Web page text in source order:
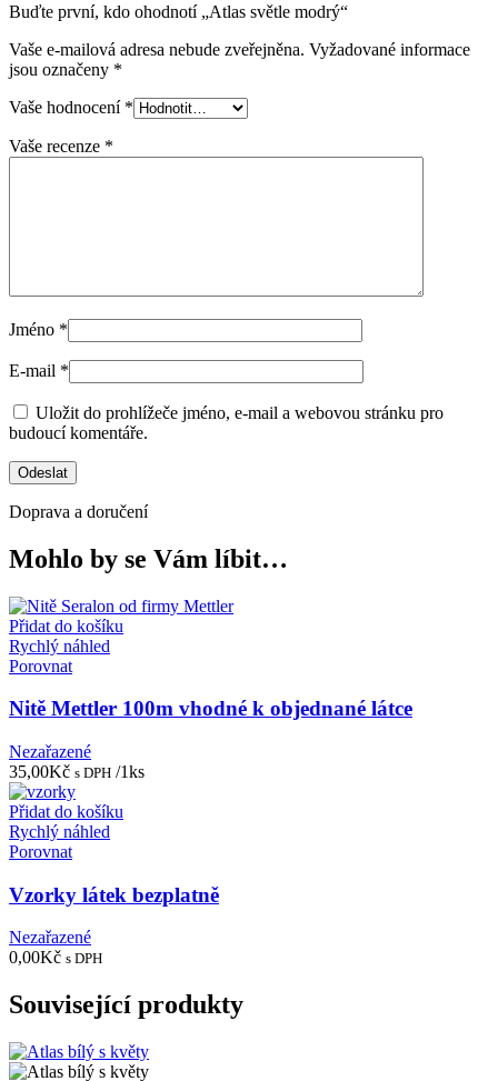
Buďte první, kdo ohodnotí „Atlas světle modrý“
Vaše e-mailová adresa nebude zveřejněna. Vyžadované informace
jsou označeny *
Vaše hodnocení *
Vaše recenze *
Jméno *
E-mail *
Uložit do prohlížeče jméno, e-mail a webovou stránku pro
budoucí komentáře.
Doprava a doručení
Mohlo by se Vám líbit…
Přidat do košíku
Rychlý náhled
Porovnat
Nitě Mettler 100m vhodné k objednané látce
Nezařazené
35,00Kč s DPH /1ks
Přidat do košíku
Rychlý náhled
Porovnat
Vzorky látek bezplatně
Nezařazené
0,00Kč s DPH
Související produkty